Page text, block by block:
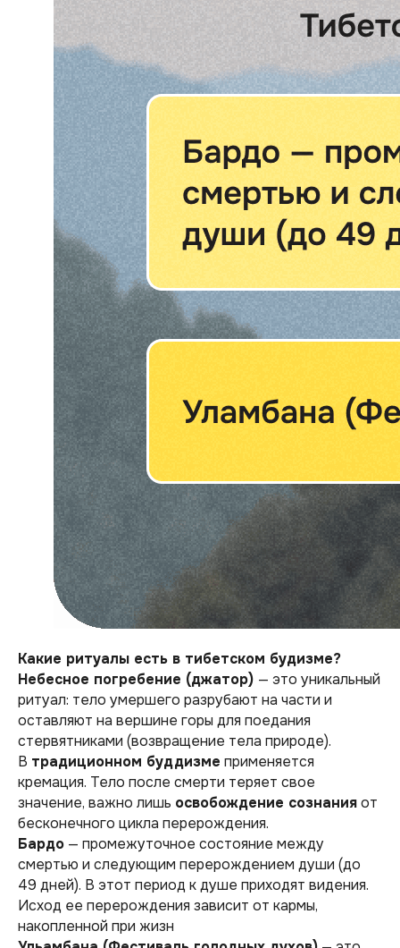
Какие ритуалы есть в тибетском будизме?
Небесное погребение (джатор) — это уникальный
ритуал: тело умершего разрубают на части и
оставляют на вершине горы для поедания
стервятниками (возвращение тела природе).
В традиционном буддизме применяется
кремация. Тело после смерти теряет свое
значение, важно лишь освобождение сознанияот
бесконечного цикла перерождения.
Бардо — промежуточное состояние между
смертью и следующим перерождением души (до
49 дней). В этот период к душе приходят видения.
Исход ее перерождения зависит от кармы,
накопленной при жизн